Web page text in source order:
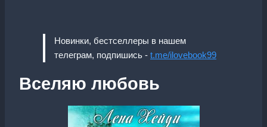
Новинки, бестселлеры в нашем
телеграм, подпишись - t.me/ilovebook99
Вселяю любовь